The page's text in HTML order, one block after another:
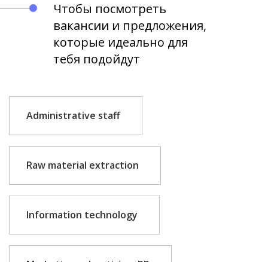
Чтобы посмотреть
вакансии и предложения,
которые идеально для
тебя подойдут
Administrative staff
Raw material extraction
Information technology